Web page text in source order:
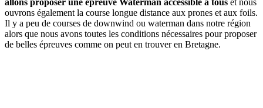
allons proposer une épreuve Waterman accessible à tous et nous
ouvrons également la course longue distance aux prones et aux foils.
Il y a peu de courses de downwind ou waterman dans notre région
alors que nous avons toutes les conditions nécessaires pour proposer
de belles épreuves comme on peut en trouver en Bretagne.